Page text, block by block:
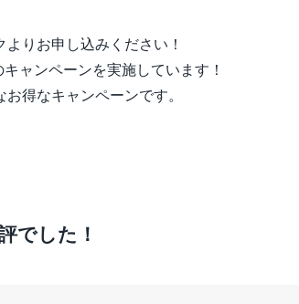
りお申し込みください！
ャンペーンを実施しています！
得なキャンペーンです。
でした！